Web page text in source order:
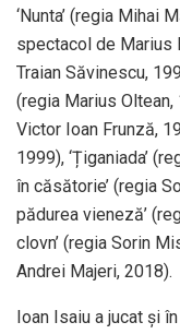
‘Nunta’ (regia Mihai
spectacol de Marius
Traian Săvinescu,
(regia Marius Oltean,
Victor Ioan Frunză,
1999), ‘Țiganiada’
în căsătorie’ (regia
pădurea vieneză’
clovn’ (regia Sorin
Andrei Majeri, 2018).
Ioan Isaiu a jucat și